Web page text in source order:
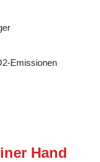
Emissionen
Hand